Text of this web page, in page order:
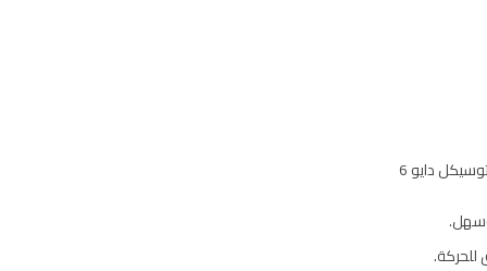
دايو 6